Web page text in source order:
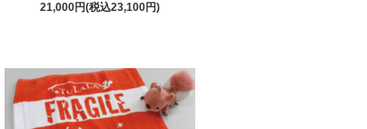
21,000円(税込23,100円)